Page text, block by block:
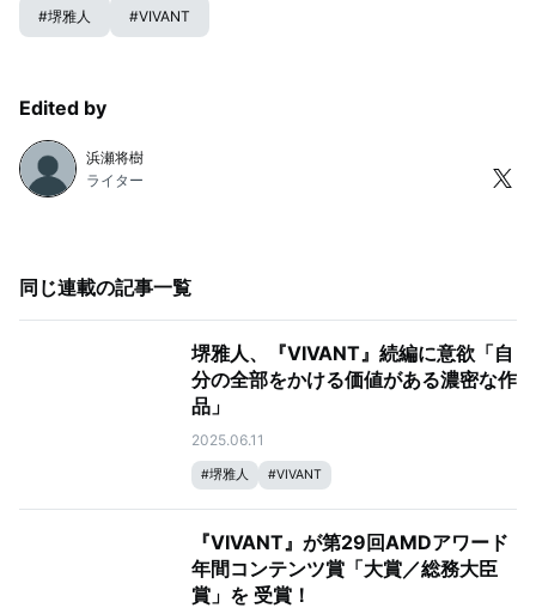
#堺雅人 #VIVANT
Edited by
浜瀬将樹
ライター
同じ連載の記事一覧
堺雅人、『VIVANT』続編に意欲「自
分の全部をかける価値がある濃密な作
品」
2025.06.11
#堺雅人 #VIVANT
『VIVANT』が第29回AMDアワード
年間コンテンツ賞「大賞／総務大臣
賞」を 受賞！